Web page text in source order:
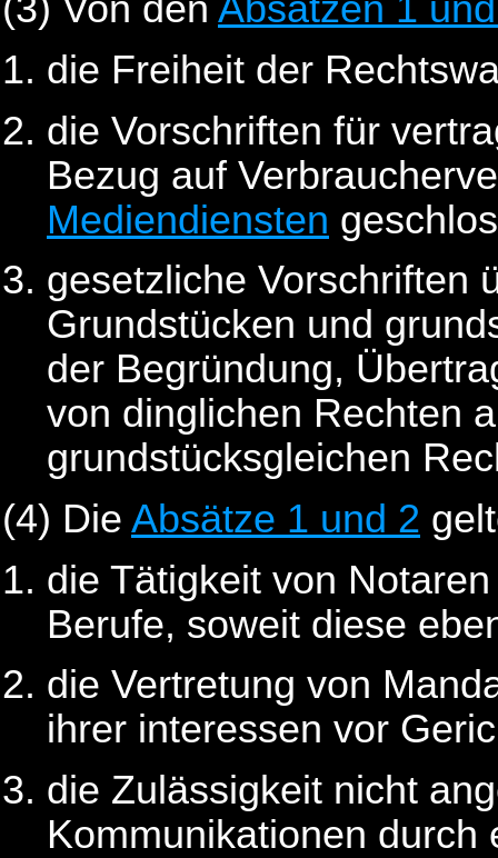
(3) Von den Absätzen 1
die Freiheit der
die Vorschriften für
Bezug auf
Mediendiensten
gesetzliche Vorschriften
Grundstücken und
der Begründung,
von dinglichen Rechten
grundstücksgleichen
(4) Die Absätze 1 und 2
die Tätigkeit von
Berufe, soweit diese
die Vertretung von
ihrer interessen vor
die Zulässigkeit nicht
Kommunikationen durch